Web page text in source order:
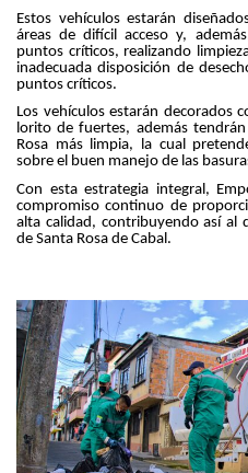
Estos vehículos estarán
áreas de difícil acceso y,
puntos críticos, realizando
inadecuada disposición de
puntos críticos.
Los vehículos estarán decorados
lorito de fuertes, además
Rosa más limpia, la cual
sobre el buen manejo de las
Con esta estrategia integral,
compromiso continuo de
alta calidad, contribuyendo así al
de Santa Rosa de Cabal.